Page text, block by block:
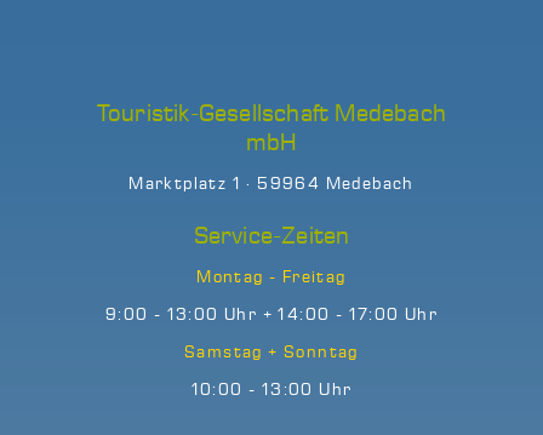
Touristik-Gesellschaft Medebach
mbH
Marktplatz 1 · 59964 Medebach
Service-Zeiten
Montag - Freitag
9:00 - 13:00 Uhr + 14:00 - 17:00 Uhr
Samstag + Sonntag
10:00 - 13:00 Uhr